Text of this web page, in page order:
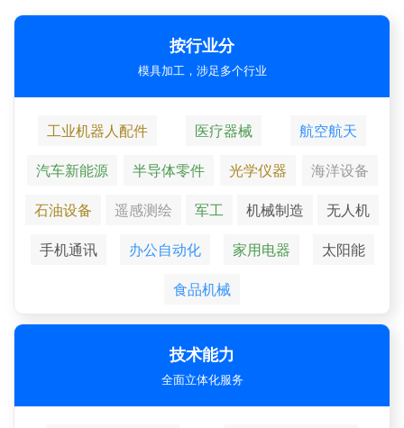
按行业分
模具加工，涉足多个行业
工业机器人配件 医疗器械
航空航天
汽车新能源
半导体零件 光学仪器
海洋设备
石油设备
遥感测绘 军工 机械制造
无人机
手机通讯
办公自动化 家用电器
太阳能
食品机械
技术能力
全面立体化服务